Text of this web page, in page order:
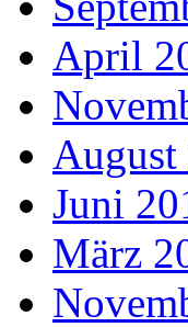
April
August
Juni
März